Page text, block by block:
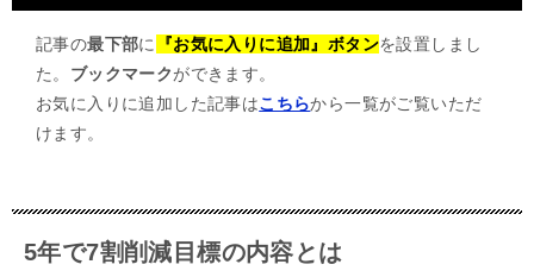
記事の最下部に 『お気に入りに追加』ボタンを設置しまし
た。 ブックマークができます。
お気に入りに追加した記事はこちらから一覧がご覧いただ
けます。
5年で7割削減目標の内容とは